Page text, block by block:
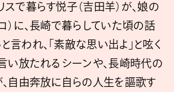
スで暮らす悦子（吉田羊）が、娘の
コ）に、長崎で暮らしていた頃の話
言われ、「素敵な思い出よ」と呟く
言い放たれるシーンや、長崎時代の
、自由奔放に自らの人生を謳歌す